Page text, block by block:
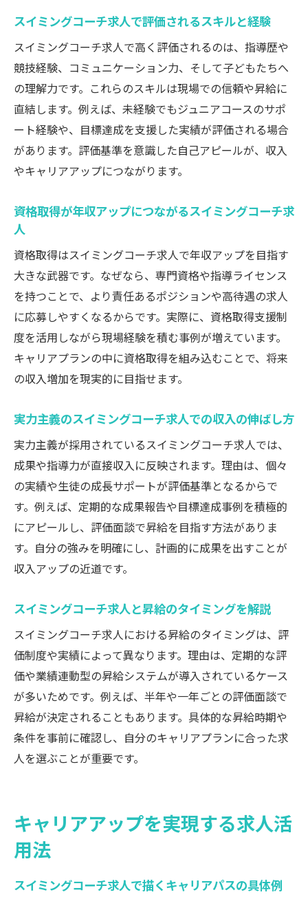
スイミングコーチ求人で評価されるスキルと経験
スイミングコーチ求人で高く評価されるのは、指導歴や
競技経験、コミュニケーション力、そして子どもたちへ
の理解力です。これらのスキルは現場での信頼や昇給に
直結します。例えば、未経験でもジュニアコースのサポ
ート経験や、目標達成を支援した実績が評価される場合
があります。評価基準を意識した自己アピールが、収入
やキャリアアップにつながります。
資格取得が年収アップにつながるスイミングコーチ求
人
資格取得はスイミングコーチ求人で年収アップを目指す
大きな武器です。なぜなら、専門資格や指導ライセンス
を持つことで、より責任あるポジションや高待遇の求人
に応募しやすくなるからです。実際に、資格取得支援制
度を活用しながら現場経験を積む事例が増えています。
キャリアプランの中に資格取得を組み込むことで、将来
の収入増加を現実的に目指せます。
実力主義のスイミングコーチ求人での収入の伸ばし方
実力主義が採用されているスイミングコーチ求人では、
成果や指導力が直接収入に反映されます。理由は、個々
の実績や生徒の成長サポートが評価基準となるからで
す。例えば、定期的な成果報告や目標達成事例を積極的
にアピールし、評価面談で昇給を目指す方法がありま
す。自分の強みを明確にし、計画的に成果を出すことが
収入アップの近道です。
スイミングコーチ求人と昇給のタイミングを解説
スイミングコーチ求人における昇給のタイミングは、評
価制度や実績によって異なります。理由は、定期的な評
価や業績連動型の昇給システムが導入されているケース
が多いためです。例えば、半年や一年ごとの評価面談で
昇給が決定されることもあります。具体的な昇給時期や
条件を事前に確認し、自分のキャリアプランに合った求
人を選ぶことが重要です。
キャリアアップを実現する求人活
用法
スイミングコーチ求人で描くキャリアパスの具体例